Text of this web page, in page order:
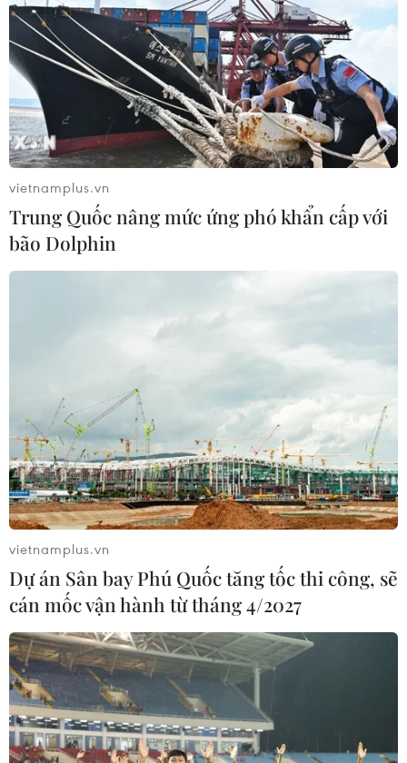
vietnamplus.vn
Trung Quốc nâng mức ứng phó khẩn cấp với
bão Dolphin
vietnamplus.vn
Dự án Sân bay Phú Quốc tăng tốc thi công, sẽ
cán mốc vận hành từ tháng 4/2027